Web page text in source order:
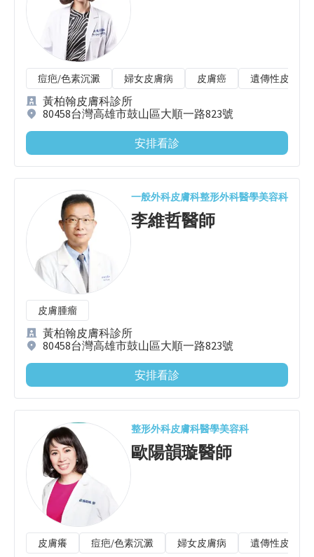
痘疤/色素沉澱 婦女皮膚病 皮膚癌 遺傳性皮膚病
黃柏翰皮膚科診所
80458台灣高雄市鼓山區大順一路823號
安排看診
一般外科皮膚科整形外科醫學美容科
李維哲醫師
皮膚腫瘤
黃柏翰皮膚科診所
80458台灣高雄市鼓山區大順一路823號
安排看診
整形外科皮膚科醫學美容科
歐陽韻璇醫師
皮膚癢 痘疤/色素沉澱 婦女皮膚病 遺傳性皮膚病